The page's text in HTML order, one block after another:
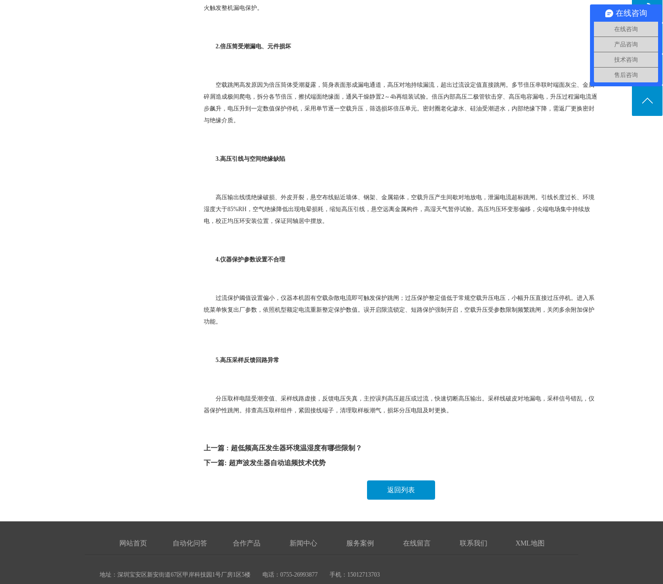
火触发整机漏电保护。
2.倍压筒受潮漏电、元件损坏
空载跳闸高发原因为倍压筒体受潮凝露，筒身表面形成漏电通道，高压对地持续漏流，超出过流设定值直接跳闸。多节倍压串联时端面灰尘、金属
碎屑造成极间爬电，拆分各节倍压，擦拭端面绝缘面，通风干燥静置2～4h再组装试验。倍压内部高压二极管软击穿、高压电容漏电，升压过程漏电流逐
步飙升，电压升到一定数值保护停机，采用单节逐一空载升压，筛选损坏倍压单元。密封圈老化渗水、硅油受潮进水，内部绝缘下降，需返厂更换密封
与绝缘介质。
3.高压引线与空间绝缘缺陷
高压输出线缆绝缘破损、外皮开裂，悬空布线贴近墙体、钢架、金属箱体，空载升压产生间歇对地放电，泄漏电流超标跳闸。引线长度过长、环境
湿度大于85%RH，空气绝缘降低出现电晕损耗，缩短高压引线，悬空远离金属构件，高湿天气暂停试验。高压均压环变形偏移，尖端电场集中持续放
电，校正均压环安装位置，保证同轴居中摆放。
4.仪器保护参数设置不合理
过流保护阈值设置偏小，仪器本机固有空载杂散电流即可触发保护跳闸；过压保护整定值低于常规空载升压电压，小幅升压直接过压停机。进入系
统菜单恢复出厂参数，依照机型额定电流重新整定保护数值。误开启限流锁定、短路保护强制开启，空载升压受参数限制频繁跳闸，关闭多余附加保护
功能。
5.高压采样反馈回路异常
分压取样电阻受潮变值、采样线路虚接，反馈电压失真，主控误判高压超压或过流，快速切断高压输出。采样线破皮对地漏电，采样信号错乱，仪
器保护性跳闸。排查高压取样组件，紧固接线端子，清理取样板潮气，损坏分压电阻及时更换。
上一篇 : 超低频高压发生器环境温湿度有哪些限制？
下一篇: 超声波发生器自动追频技术优势
返回列表
网站首页 自动化问答 合作产品 新闻中心 服务案例 在线留言 联系我们 XML地图
地址：深圳宝安区新安街道67区甲岸科技园1号厂房1区5楼 电话：0755-26993877 手机：15012713703
在线咨询
在线咨询
产品咨询
技术咨询
售后咨询